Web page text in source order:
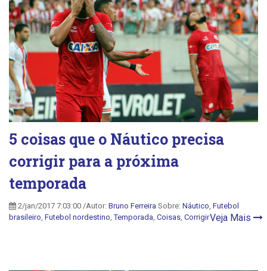
5 coisas que o Náutico precisa
corrigir para a próxima
temporada
2/jan/2017 7:03:00 /Autor: Bruno Ferreira Sobre: Náutico Futebol
brasileiro Futebol nordestino ,Temporada Coisas CorrigirVeja Mais